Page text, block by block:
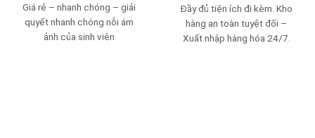
Giá rẻ – nhanh chóng – giải
quyết nhanh chóng nỗi ám
ảnh của sinh viên
Đầy đủ tiện ích đi kèm. Kho
hàng an toàn tuyệt đối –
Xuất nhập hàng hóa 24/7.